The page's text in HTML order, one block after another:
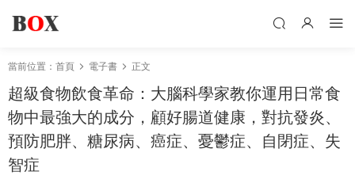
當前位置： 首頁 電子書 正文
超級食物飲食革命：大腦科學家教你運用日常食
物中最強大的成分，顧好腸道健康，對抗發炎、
預防肥胖、糖尿病、癌症、憂鬱症、自閉症、失
智症